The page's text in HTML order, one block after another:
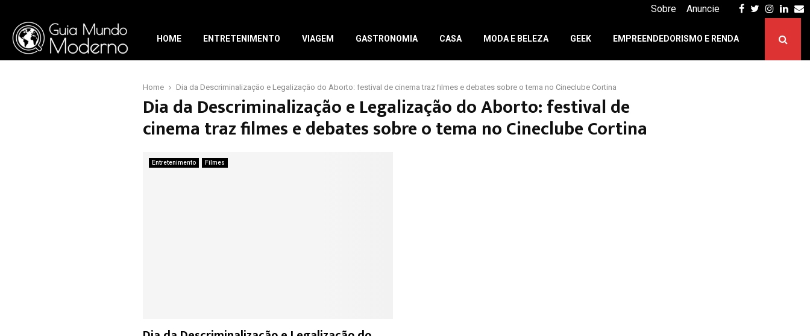
Facebook
Twitter
Sobre Anuncie
HOME ENTRETENIMENTO VIAGEM GASTRONOMIA CASA MODA E BELEZA GEEK EMPREENDEDORISMO E RENDA
Home Dia da Descriminalização e Legalização do Aborto: festival de cinema traz filmes e debates sobre o tema no Cineclube Cortina
Dia da Descriminalização e Legalização do Aborto: festival de
cinema traz filmes e debates sobre o tema no Cineclube Cortina
Entretenimento Filmes